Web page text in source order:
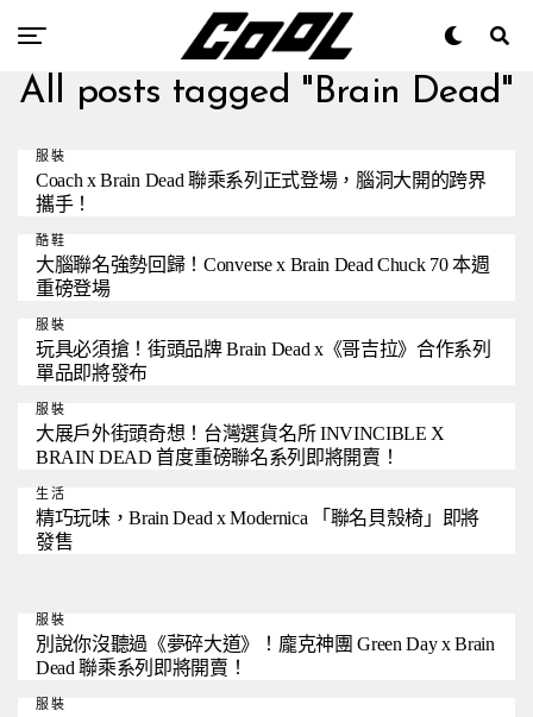
All posts tagged "Brain Dead"
服裝
Coach x Brain Dead 聯乘系列正式登場，腦洞大開的跨界
攜手！
酷鞋
大腦聯名強勢回歸！Converse x Brain Dead Chuck 70 本週
重磅登場
服裝
玩具必須搶！街頭品牌 Brain Dead x《哥吉拉》合作系列
單品即將發布
服裝
大展戶外街頭奇想！台灣選貨名所 INVINCIBLE X
BRAIN DEAD 首度重磅聯名系列即將開賣！
生活
精巧玩味，Brain Dead x Modernica 「聯名貝殼椅」即將
發售
服裝
別說你沒聽過《夢碎大道》！龐克神團 Green Day x Brain
Dead 聯乘系列即將開賣！
服裝